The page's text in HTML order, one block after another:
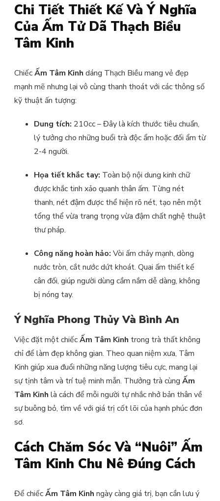
Chi Tiết Thiết Kế Và Ý Nghĩa
Của Ấm Tử Dã Thạch Biều
Tâm Kinh
ChiếcẤm Tâm Kinh dáng Thạch Biều mang vẻ đẹp
mạnh mẽ nhưng lại vô cùng thanh thoát với các thông số
kỹ thuật ấn tượng:
Dung tích: 210cc – Đây là kích thước tiêu chuẩn,
lý tưởng cho những buổi trà độc ẩm hoặc đối ẩm từ
2-4 người.
Họa tiết khắc tay: Toàn bộ nội dung kinh chữ
được khắc tinh xảo quanh thân ấm. Từng nét
thanh, nét đậm được thể hiện rõ nét, tạo nên một
tổng thể vừa trang trọng vừa đậm chất nghệ thuật
thư pháp.
Công năng hoàn hảo: Vòi ấm chảy mạnh, dòng
nước tròn, cắt nước dứt khoát. Quai ấm thiết kế
cân đối, giúp người dùng cầm nắm dễ dàng, không
bị nóng tay.
Ý Nghĩa Phong Thủy Và Bình An
Việc đặt một chiếcẤm Tâm Kinh trong trà thất không
chỉ để làm đẹp không gian. Theo quan niệm xưa, Tâm
Kinh giúp xua đuổi những năng lượng tiêu cực, mang lại
sự tịnh tâm và trí tuệ minh mẫn. Thưởng trà cùng Ấm
Tâm Kinh là cách để mỗi người tự nhắc nhở bản thân về
sự buông bỏ, tìm về với giá trị cốt lõi của hạnh phúc đơn
sơ.
Cách Chăm Sóc Và “Nuôi” Ấm
Tâm Kinh Chu Nê Đúng Cách
Để chiếcẤm Tâm Kinh ngày càng giá trị, bạn cần lưu ý